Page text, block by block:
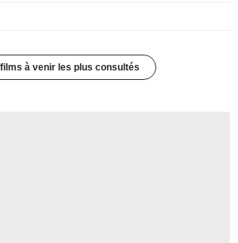
à venir les plus consultés